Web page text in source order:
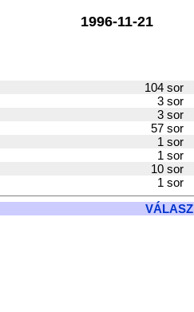
1996-11-21
104 sor
3 sor
3 sor
57 sor
1 sor
1 sor
10 sor
1 sor
VÁLASZ